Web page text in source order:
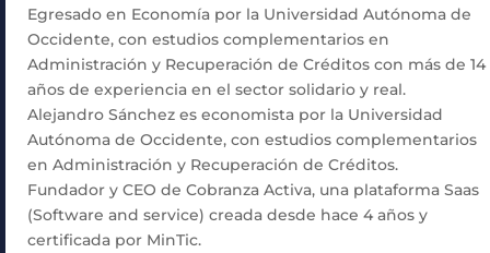
Egresado en Economía por la Universidad Autónoma de
Occidente, con estudios complementarios en
Administración y Recuperación de Créditos con más de 14
años de experiencia en el sector solidario y real.
Alejandro Sánchez es economista por la Universidad
Autónoma de Occidente, con estudios complementarios
en Administración y Recuperación de Créditos.
Fundador y CEO de Cobranza Activa, una plataforma Saas
(Software and service) creada desde hace 4 años y
certificada por MinTic.